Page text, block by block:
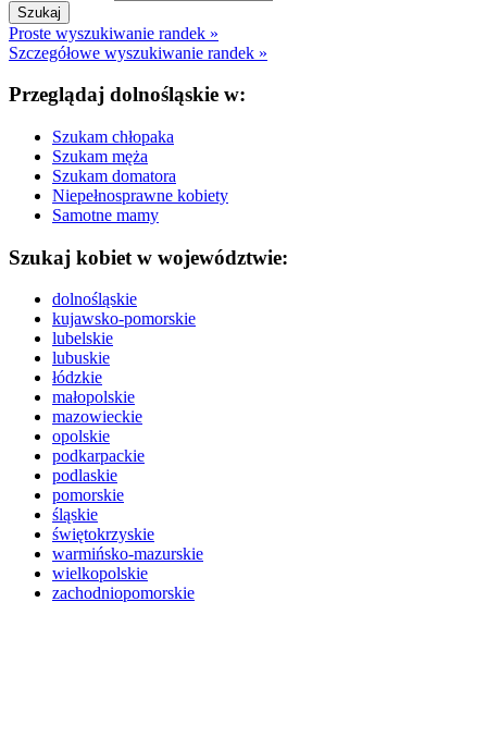
Proste wyszukiwanie randek »
Szczegółowe wyszukiwanie randek »
Przeglądaj dolnośląskie w:
Szukam chłopaka
Szukam męża
Szukam domatora
Niepełnosprawne kobiety
Samotne mamy
Szukaj kobiet w województwie:
dolnośląskie
kujawsko-pomorskie
lubelskie
lubuskie
łódzkie
małopolskie
mazowieckie
opolskie
podkarpackie
podlaskie
pomorskie
śląskie
świętokrzyskie
warmińsko-mazurskie
wielkopolskie
zachodniopomorskie